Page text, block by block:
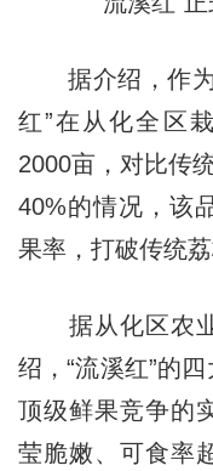
据介绍，作为
红”在从化全区
2000亩，对比传
40%的情况，该
果率，打破传统荔
据从化区农业
绍，“流溪红”的
顶级鲜果竞争的
莹脆嫩、可食率